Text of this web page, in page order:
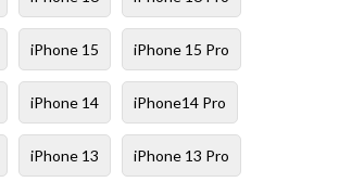
iPhone 15 iPhone 15 Pro
iPhone 14 iPhone14 Pro
iPhone 13 iPhone 13 Pro